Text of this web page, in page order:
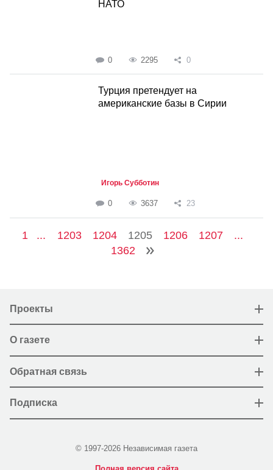
НАТО
0 2295 0
Турция претендует на
американские базы в Сирии
Игорь Субботин
0 3637 23
1 ... 1203 1204 1205 1206 1207
...
1362
Проекты
О газете
Обратная связь
Подписка
© 1997-2026 Независимая газета